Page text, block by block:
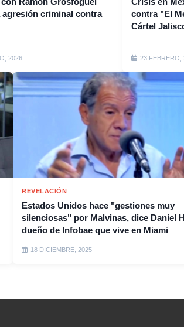
agresión criminal contra
2026
contra "El
Cártel
23 FEBRERO,
REVELACIÓN
Estados Unidos hace "gestiones muy
silenciosas" por Malvinas, dice Daniel
dueño de Infobae que vive en Miami
18 DICIEMBRE, 2025